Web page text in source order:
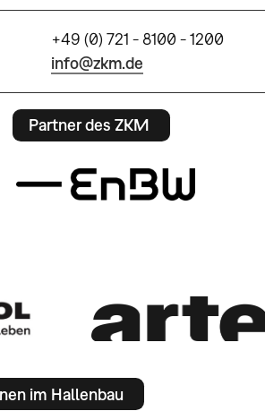
+49 (0) 721 - 8100 - 1200
info@zkm.de
Partner des ZKM
im Hallenbau